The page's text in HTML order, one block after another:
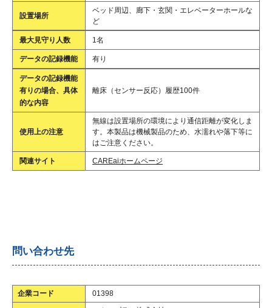
設置場所
ベッド周辺、廊下・玄関・エレベーターホールな
ど
最大見守り人数 1名
データの記録機能 有り
データの記録機能
有りの場合、具体
的な内容
離床（センサー反応）履歴100件
使用上の注意
無線は設置場所の環境により通信距離が変化しま
す。本製品は機械製品のため、水濡れや落下等に
はご注意ください。
関連サイト CAREaiホームページ
問い合わせ先
企業コード
01398